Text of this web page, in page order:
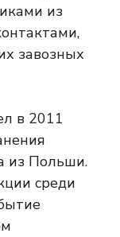
из
завозных
в 2011
из Польши.
среди